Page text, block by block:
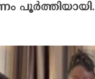
പൂർത്തിയായി.